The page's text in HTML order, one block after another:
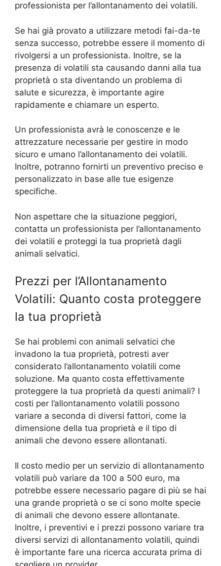
professionista per l’allontanamento dei volatili.
Se hai già provato a utilizzare metodi fai-da-te
senza successo, potrebbe essere il momento di
rivolgersi a un professionista. Inoltre, se la
presenza di volatili sta causando danni alla tua
proprietà o sta diventando un problema di
salute e sicurezza, è importante agire
rapidamente e chiamare un esperto.
Un professionista avrà le conoscenze e le
attrezzature necessarie per gestire in modo
sicuro e umano l’allontanamento dei volatili.
Inoltre, potranno fornirti un preventivo preciso e
personalizzato in base alle tue esigenze
specifiche.
Non aspettare che la situazione peggiori,
contatta un professionista per l’allontanamento
dei volatili e proteggi la tua proprietà dagli
animali selvatici.
Prezzi per l’Allontanamento
Volatili: Quanto costa proteggere
la tua proprietà
Se hai problemi con animali selvatici che
invadono la tua proprietà, potresti aver
considerato l’allontanamento volatili come
soluzione. Ma quanto costa effettivamente
proteggere la tua proprietà da questi animali? I
costi per l’allontanamento volatili possono
variare a seconda di diversi fattori, come la
dimensione della tua proprietà e il tipo di
animali che devono essere allontanati.
Il costo medio per un servizio di allontanamento
volatili può variare da 100 a 500 euro, ma
potrebbe essere necessario pagare di più se hai
una grande proprietà o se ci sono molte specie
di animali che devono essere allontanate.
Inoltre, i preventivi e i prezzi possono variare tra
diversi servizi di allontanamento volatili, quindi
è importante fare una ricerca accurata prima di